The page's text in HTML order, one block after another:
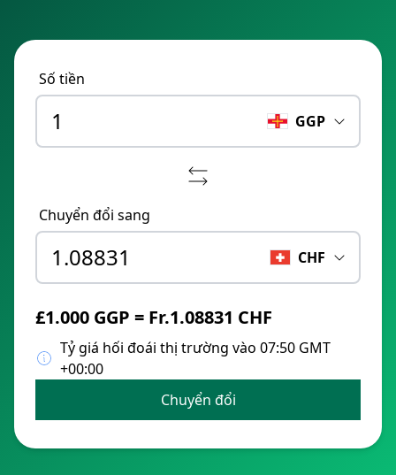
Số tiền
GGP
Chuyển đổi sang
CHF
£1.000 GGP = Fr.1.08831 CHF
Tỷ giá hối đoái thị trường vào 07:50 GMT
+00:00
Chuyển đổi